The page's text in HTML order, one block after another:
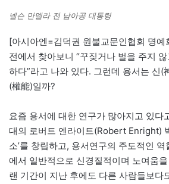
넬슨 만델라 전 남아공 대통령
[아시아엔=김덕권 원불교문인협회 명
전에서 찾아보니 “꾸짖거나 벌을 주지
하다”라고 나와 있다. 그런데 용서는 신(
(權能)일까?
요즘 용서에 대한 연구가 많아지고 있다
대의 로버트 엔라이트(Robert Enright)
소’를 창립하고, 용서연구의 주도적인
에서 일반적으로 신경질적이며 노여움
랜 기간이 지난 후에도 다른 사람들보다